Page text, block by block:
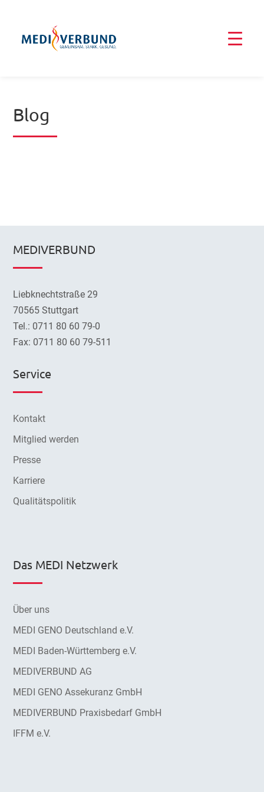
Blog
MEDIVERBUND
Liebknechtstraße 29
70565 Stuttgart
Tel.: 0711 80 60 79-0
Fax: 0711 80 60 79-511
Service
Kontakt
Mitglied werden
Presse
Karriere
Qualitätspolitik
Das MEDI Netzwerk
Über uns
MEDI GENO Deutschland e.V.
MEDI Baden-Württemberg e.V.
MEDIVERBUND AG
MEDI GENO Assekuranz GmbH
MEDIVERBUND Praxisbedarf GmbH
IFFM e.V.